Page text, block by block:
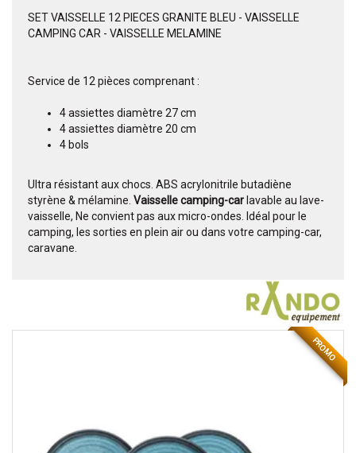
SET VAISSELLE 12 PIECES GRANITE BLEU - VAISSELLE
CAMPING CAR - VAISSELLE MELAMINE
Service de 12 pièces comprenant :
4 assiettes diamètre 27 cm
4 assiettes diamètre 20 cm
4 bols
Ultra résistant aux chocs. ABS acrylonitrile butadiène
styrène & mélamine. Vaisselle camping-car lavable au lave-
vaisselle, Ne convient pas aux micro-ondes. Idéal pour le
camping, les sorties en plein air ou dans votre camping-car,
caravane.
PROMO